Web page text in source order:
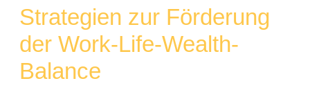
Strategien zur Förderung
der Work-Life-Wealth-
Balance